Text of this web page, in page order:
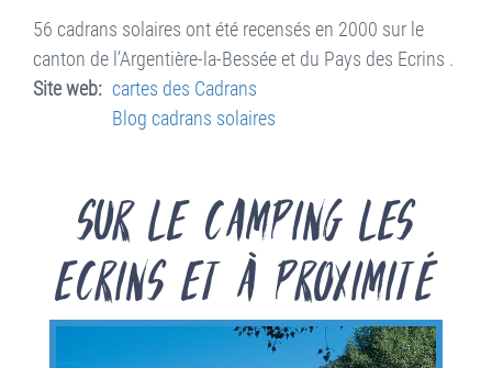
56 cadrans solaires ont été recensés en 2000 sur le
canton de l’Argentière-la-Bessée et du Pays des Ecrins .
Site web
cartes des Cadrans
Blog cadrans solaires
Sur le Camping les
Ecrins et à proximité